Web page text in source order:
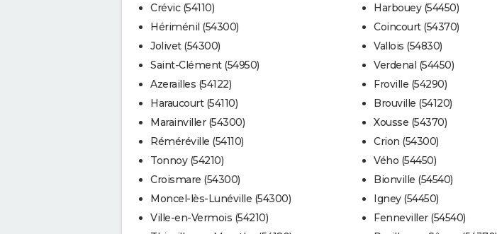
Crévic (54110)
Hériménil (54300)
Jolivet (54300)
Saint-Clément (54950)
Azerailles (54122)
Haraucourt (54110)
Marainviller (54300)
Réméréville (54110)
Tonnoy (54210)
Croismare (54300)
Moncel-lès-Lunéville (54300)
Ville-en-Vermois (54210)
Harbouey (54450)
Coincourt (54370)
Vallois (54830)
Verdenal (54450)
Froville (54290)
Brouville (54120)
Xousse (54370)
Crion (54300)
Vého (54450)
Bionville (54540)
Igney (54450)
Fenneviller (54540)